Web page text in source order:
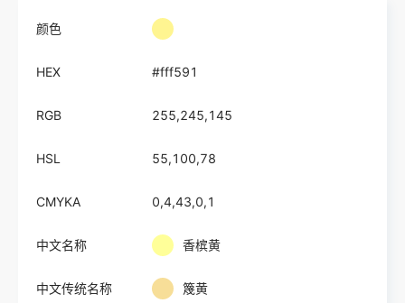
颜色
HEX #fff591
RGB 255,245,145
HSL 55,100,78
CMYKA 0,4,43,0,1
中文名称 香槟黄
中文传统名称 篾黄